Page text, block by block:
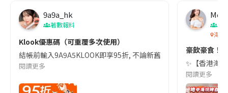
9a9a_hk
著數報料
Klook優惠碼（可重覆多次使用）
結帳前輸入9A9A5KLOOK即享95折, 不論新舊會員可重覆使用3次
閱讀更多
海灣
豪飲豪食！
✨【香港海
閱讀更多